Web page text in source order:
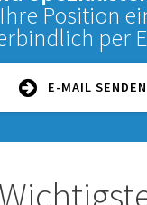
Position
per
E-MAIL SENDEN